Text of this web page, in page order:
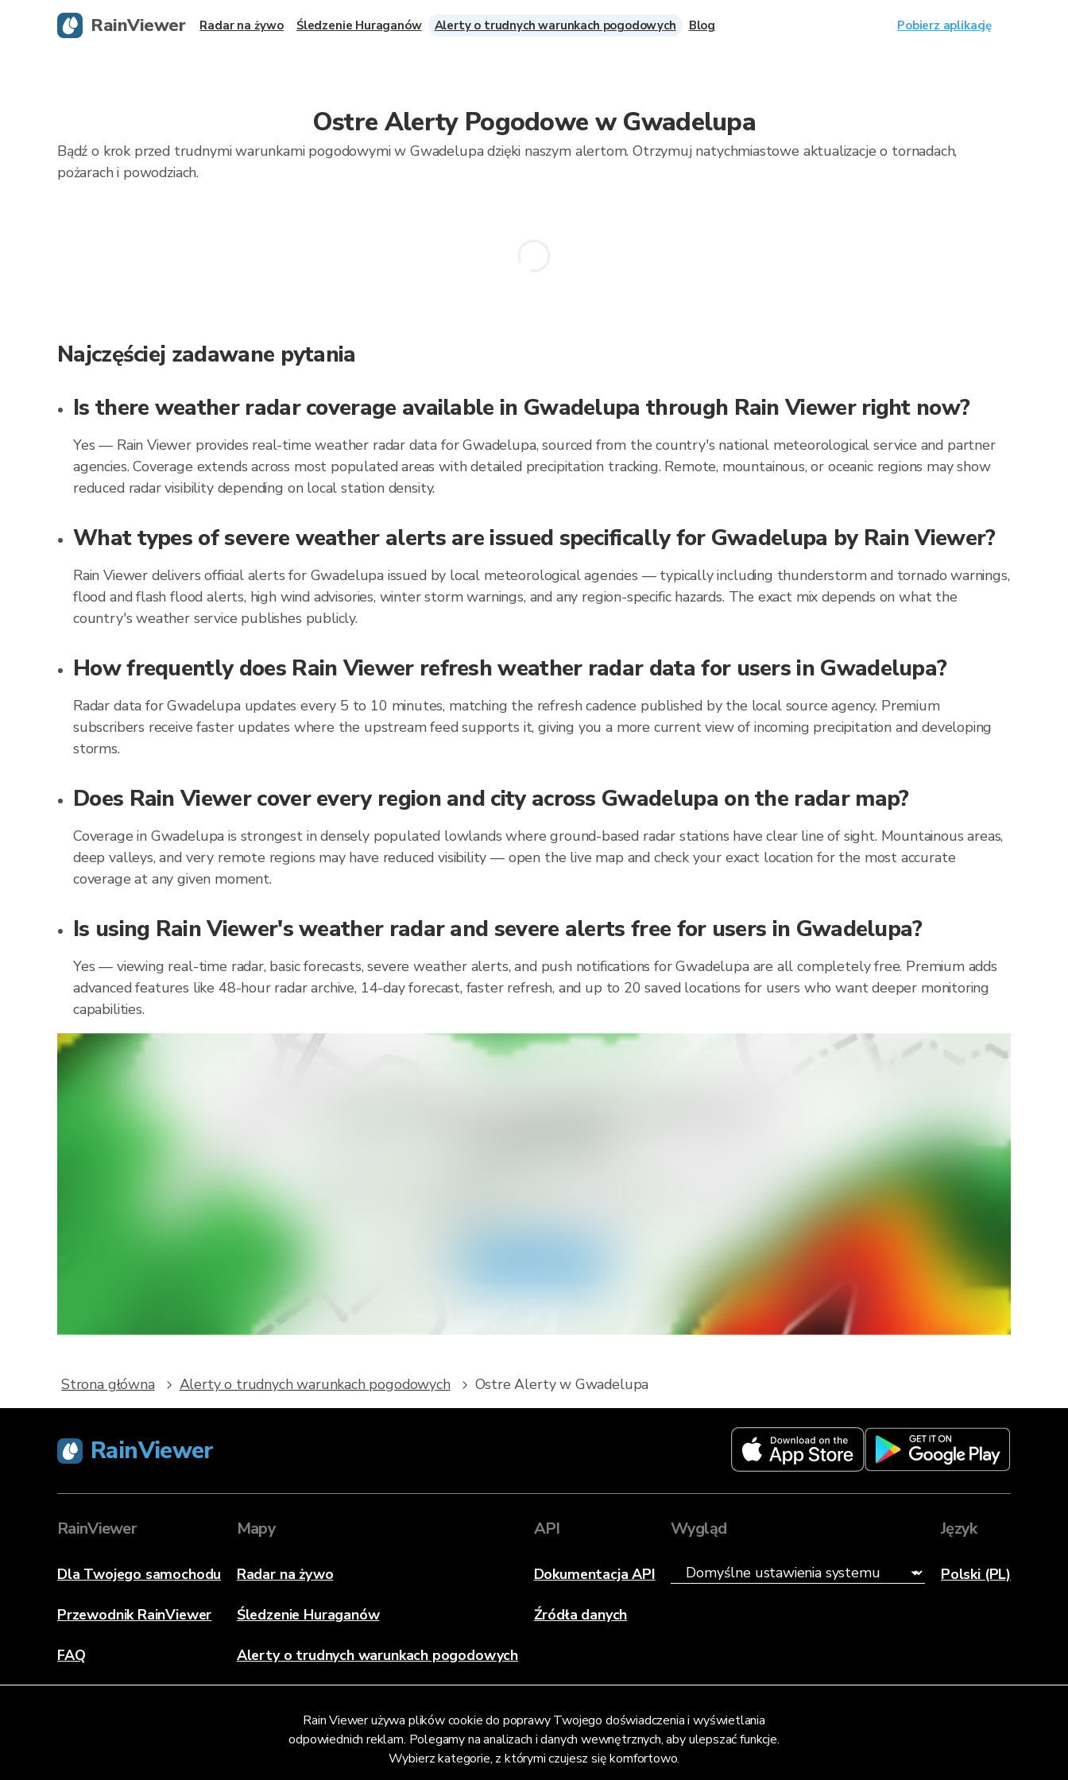
Ostre Alerty Pogodowe w Gwadelupa
Bądź o krok przed trudnymi warunkami pogodowymi w Gwadelupa dzięki naszym alertom. Otrzymuj natychmiastowe aktualizacje o tornadach,
pożarach i powodziach.
Najczęściej zadawane pytania
Is there weather radar coverage available in Gwadelupa through Rain Viewer right now?
Yes — Rain Viewer provides real-time weather radar data for Gwadelupa, sourced from the country's national meteorological service and partner
agencies. Coverage extends across most populated areas with detailed precipitation tracking. Remote, mountainous, or oceanic regions may show
reduced radar visibility depending on local station density.
What types of severe weather alerts are issued specifically for Gwadelupa by Rain Viewer?
Rain Viewer delivers official alerts for Gwadelupa issued by local meteorological agencies — typically including thunderstorm and tornado warnings,
flood and flash flood alerts, high wind advisories, winter storm warnings, and any region-specific hazards. The exact mix depends on what the
country's weather service publishes publicly.
How frequently does Rain Viewer refresh weather radar data for users in Gwadelupa?
Radar data for Gwadelupa updates every 5 to 10 minutes, matching the refresh cadence published by the local source agency. Premium
subscribers receive faster updates where the upstream feed supports it, giving you a more current view of incoming precipitation and developing
storms.
Does Rain Viewer cover every region and city across Gwadelupa on the radar map?
Coverage in Gwadelupa is strongest in densely populated lowlands where ground-based radar stations have clear line of sight. Mountainous areas,
deep valleys, and very remote regions may have reduced visibility — open the live map and check your exact location for the most accurate
coverage at any given moment.
Is using Rain Viewer's weather radar and severe alerts free for users in Gwadelupa?
Yes — viewing real-time radar, basic forecasts, severe weather alerts, and push notifications for Gwadelupa are all completely free. Premium adds
advanced features like 48-hour radar archive, 14-day forecast, faster refresh, and up to 20 saved locations for users who want deeper monitoring
capabilities.
Rain Viewer używa plików cookie do poprawy Twojego doświadczenia i wyświetlania
odpowiednich reklam. Polegamy na analizach i danych wewnętrznych, aby ulepszać funkcje.
Wybierz kategorie, z którymi czujesz się komfortowo.
Strona główna Alerty o trudnych warunkach pogodowych Ostre Alerty w Gwadelupa
RainViewer
RainViewer
Dla Twojego samochodu
Przewodnik RainViewer
FAQ
Mapy
Radar na żywo
Śledzenie Huraganów
Alerty o trudnych warunkach pogodowych
API
Dokumentacja API
Źródła danych
Wygląd Język
Polski (PL)
RainViewer Radar na żywo Śledzenie Huraganów Alerty o trudnych warunkach pogodowych Blog Pobierz aplikację